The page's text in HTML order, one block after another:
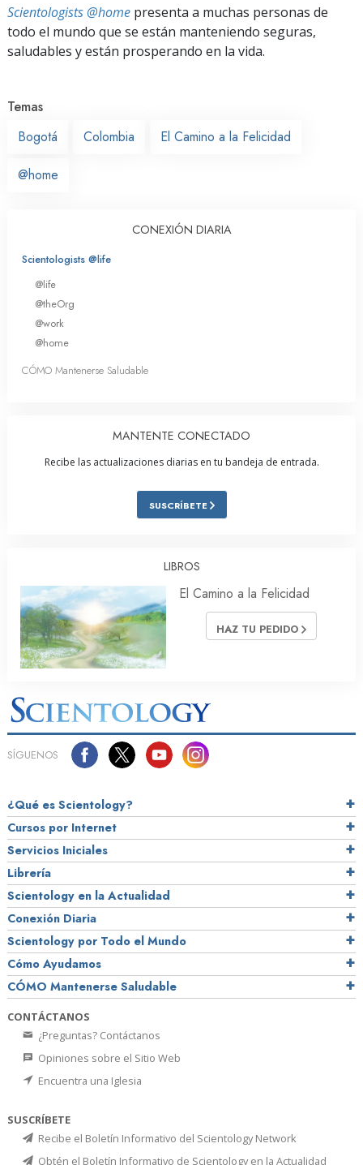
Scientologists @home presenta a muchas personas de
todo el mundo que se están manteniendo seguras,
saludables y están prosperando en la vida.
Temas
Bogotá
Colombia El Camino a la Felicidad
@home
CONEXIÓN DIARIA
Scientologists @life
@life
@theOrg
@work
@home
CÓMO Mantenerse Saludable
MANTENTE CONECTADO
Recibe las actualizaciones diarias en tu bandeja de entrada.
SUSCRÍBETE
LIBROS
El Camino a la Felicidad
HAZ TU PEDIDO
SÍGUENOS
¿Qué es Scientology?
Cursos por Internet
Servicios Iniciales
Librería
Scientology en la Actualidad
Conexión Diaria
Scientology por Todo el Mundo
Cómo Ayudamos
CÓMO Mantenerse Saludable
CONTÁCTANOS
¿Preguntas? Contáctanos
Opiniones sobre el Sitio Web
Encuentra una Iglesia
SUSCRÍBETE
Recibe el Boletín Informativo del Scientology Network
Obtén el Boletín Informativo de Scientology en la Actualidad